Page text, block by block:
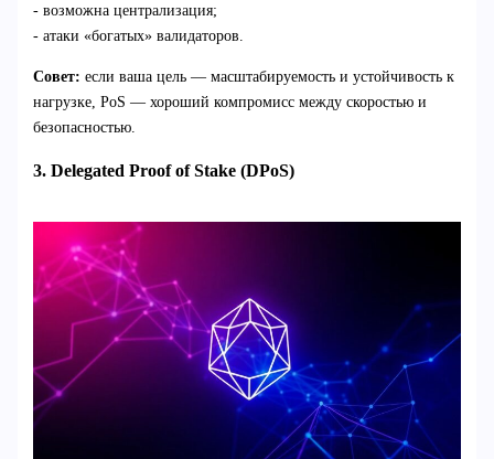
- возможна централизация;
- атаки «богатых» валидаторов.
Совет: если ваша цель — масштабируемость и устойчивость к
нагрузке, PoS — хороший компромисс между скоростью и
безопасностью.
3. Delegated Proof of Stake (DPoS)